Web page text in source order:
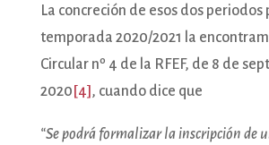
La concreción de esos dos
temporada 2020/2021 la
Circular nº 4 de la RFEF, de 8 de
2020 [4] , cuando dice que
“Se podrá formalizar la inscripción de